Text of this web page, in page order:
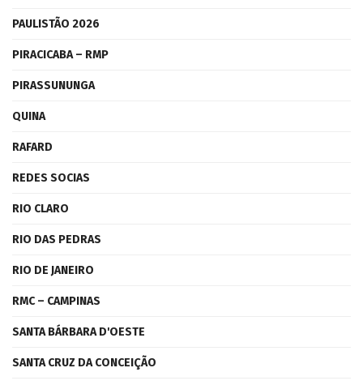
PAULISTÃO 2026
PIRACICABA – RMP
PIRASSUNUNGA
QUINA
RAFARD
REDES SOCIAS
RIO CLARO
RIO DAS PEDRAS
RIO DE JANEIRO
RMC – CAMPINAS
SANTA BÁRBARA D'OESTE
SANTA CRUZ DA CONCEIÇÃO